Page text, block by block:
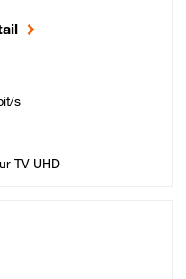
s
TV UHD